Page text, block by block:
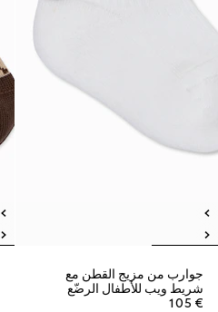
جوارب من مزيج القطن مع
شريط ويب للأطفال الرضّع
€ 105